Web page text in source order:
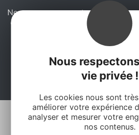
Nous
vie privée !
Les cookies nous sont
améliorer votre expérience
analyser et mesurer votre
nos contenus.
Ne manquez pas notre newsletter
vous inspirer pour profiter
en Aveyron.
Je m'abonne ici